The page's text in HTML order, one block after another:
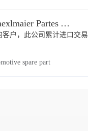
Dpm Draexlmaier Partes Automotrices Corr Ind Huejotzingo
客户，此公司累计进口交易
spare part